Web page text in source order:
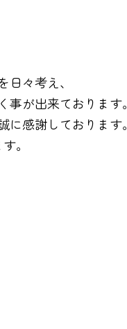
々考え、
が出来ております。
感謝しております。
。